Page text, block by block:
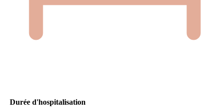
Durée d'hospitalisation